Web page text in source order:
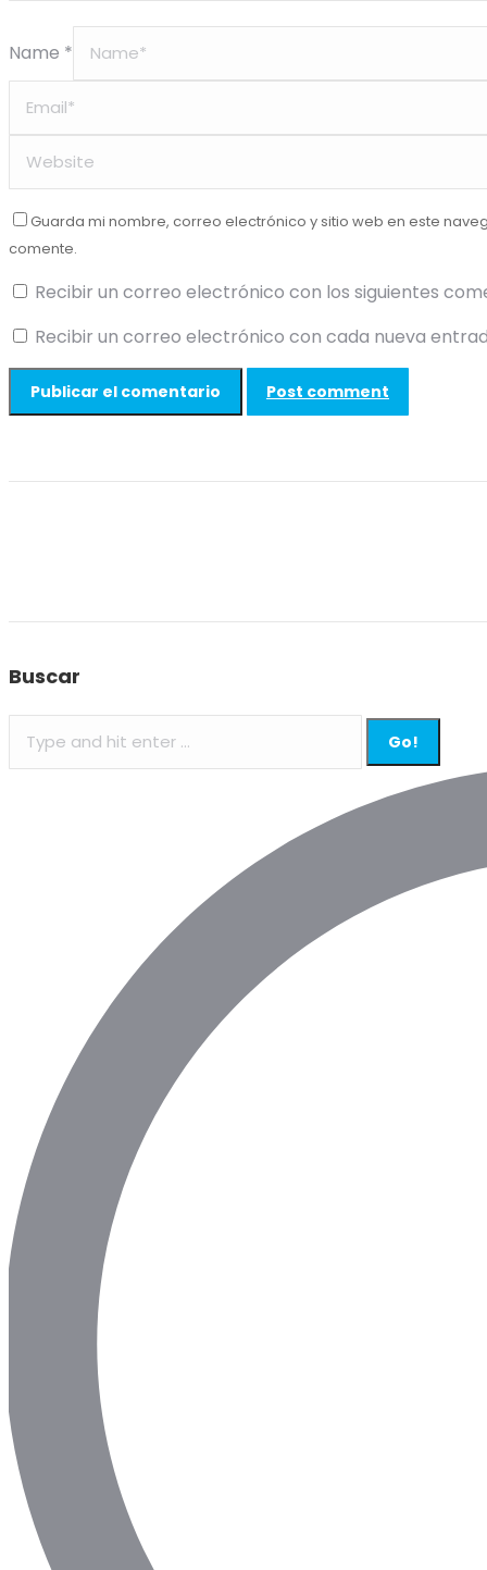
Name *
Guarda mi nombre, correo electrónico y sitio web en este
comente.
Recibir un correo electrónico con los siguientes
Recibir un correo electrónico con cada nueva
Post comment
Buscar